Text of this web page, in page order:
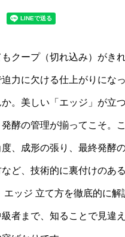
クープ（切れ込み）がき
力に欠ける仕上がりにな
。美しい「エッジ」が立
酵の管理が揃ってこそ。こ
、成形の張り、最終発酵の
ど、技術的に裏付けのあ
エッジ 立て方を徹底的に解
者まで、知ることで見違